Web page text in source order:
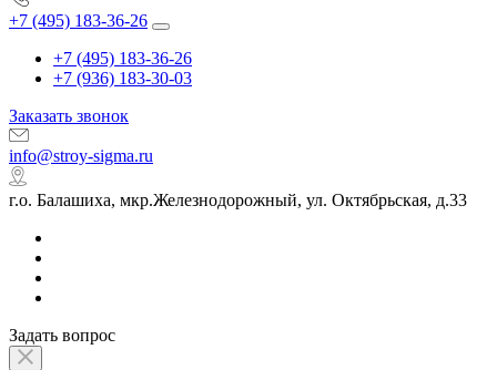
+7 (495) 183-36-26
+7 (495) 183-36-26
+7 (936) 183-30-03
Заказать звонок
info@stroy-sigma.ru
г.о. Балашиха, мкр.Железнодорожный, ул. Октябрьская, д.33
Задать вопрос